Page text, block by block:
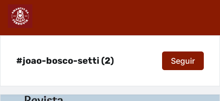
#joao-bosco-setti (2) Seguir